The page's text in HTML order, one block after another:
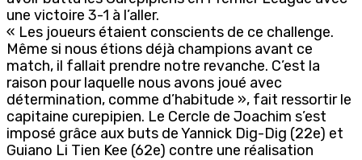
une victoire 3-1 à l’aller.
« Les joueurs étaient conscients de ce challenge.
Même si nous étions déjà champions avant ce
match, il fallait prendre notre revanche. C’est la
raison pour laquelle nous avons joué avec
détermination, comme d’habitude », fait ressortir le
capitaine curepipien. Le Cercle de Joachim s’est
imposé grâce aux buts de Yannick Dig-Dig (22e) et
Guiano Li Tien Kee (62e) contre une réalisation